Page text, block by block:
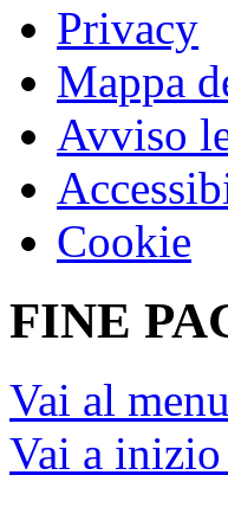
Corte
Camera
Social
Privacy
Mappa
Avviso